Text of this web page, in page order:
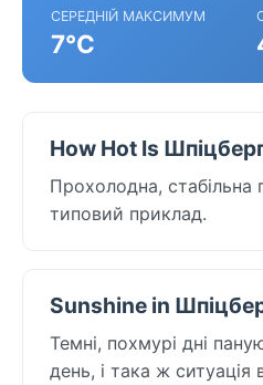
СЕРЕДНІЙ МАКСИМУМ
7°C
How Hot Is
Прохолодна,
типовий приклад.
Sunshine in
Темні, похмурі дні
день, і така ж ситуація